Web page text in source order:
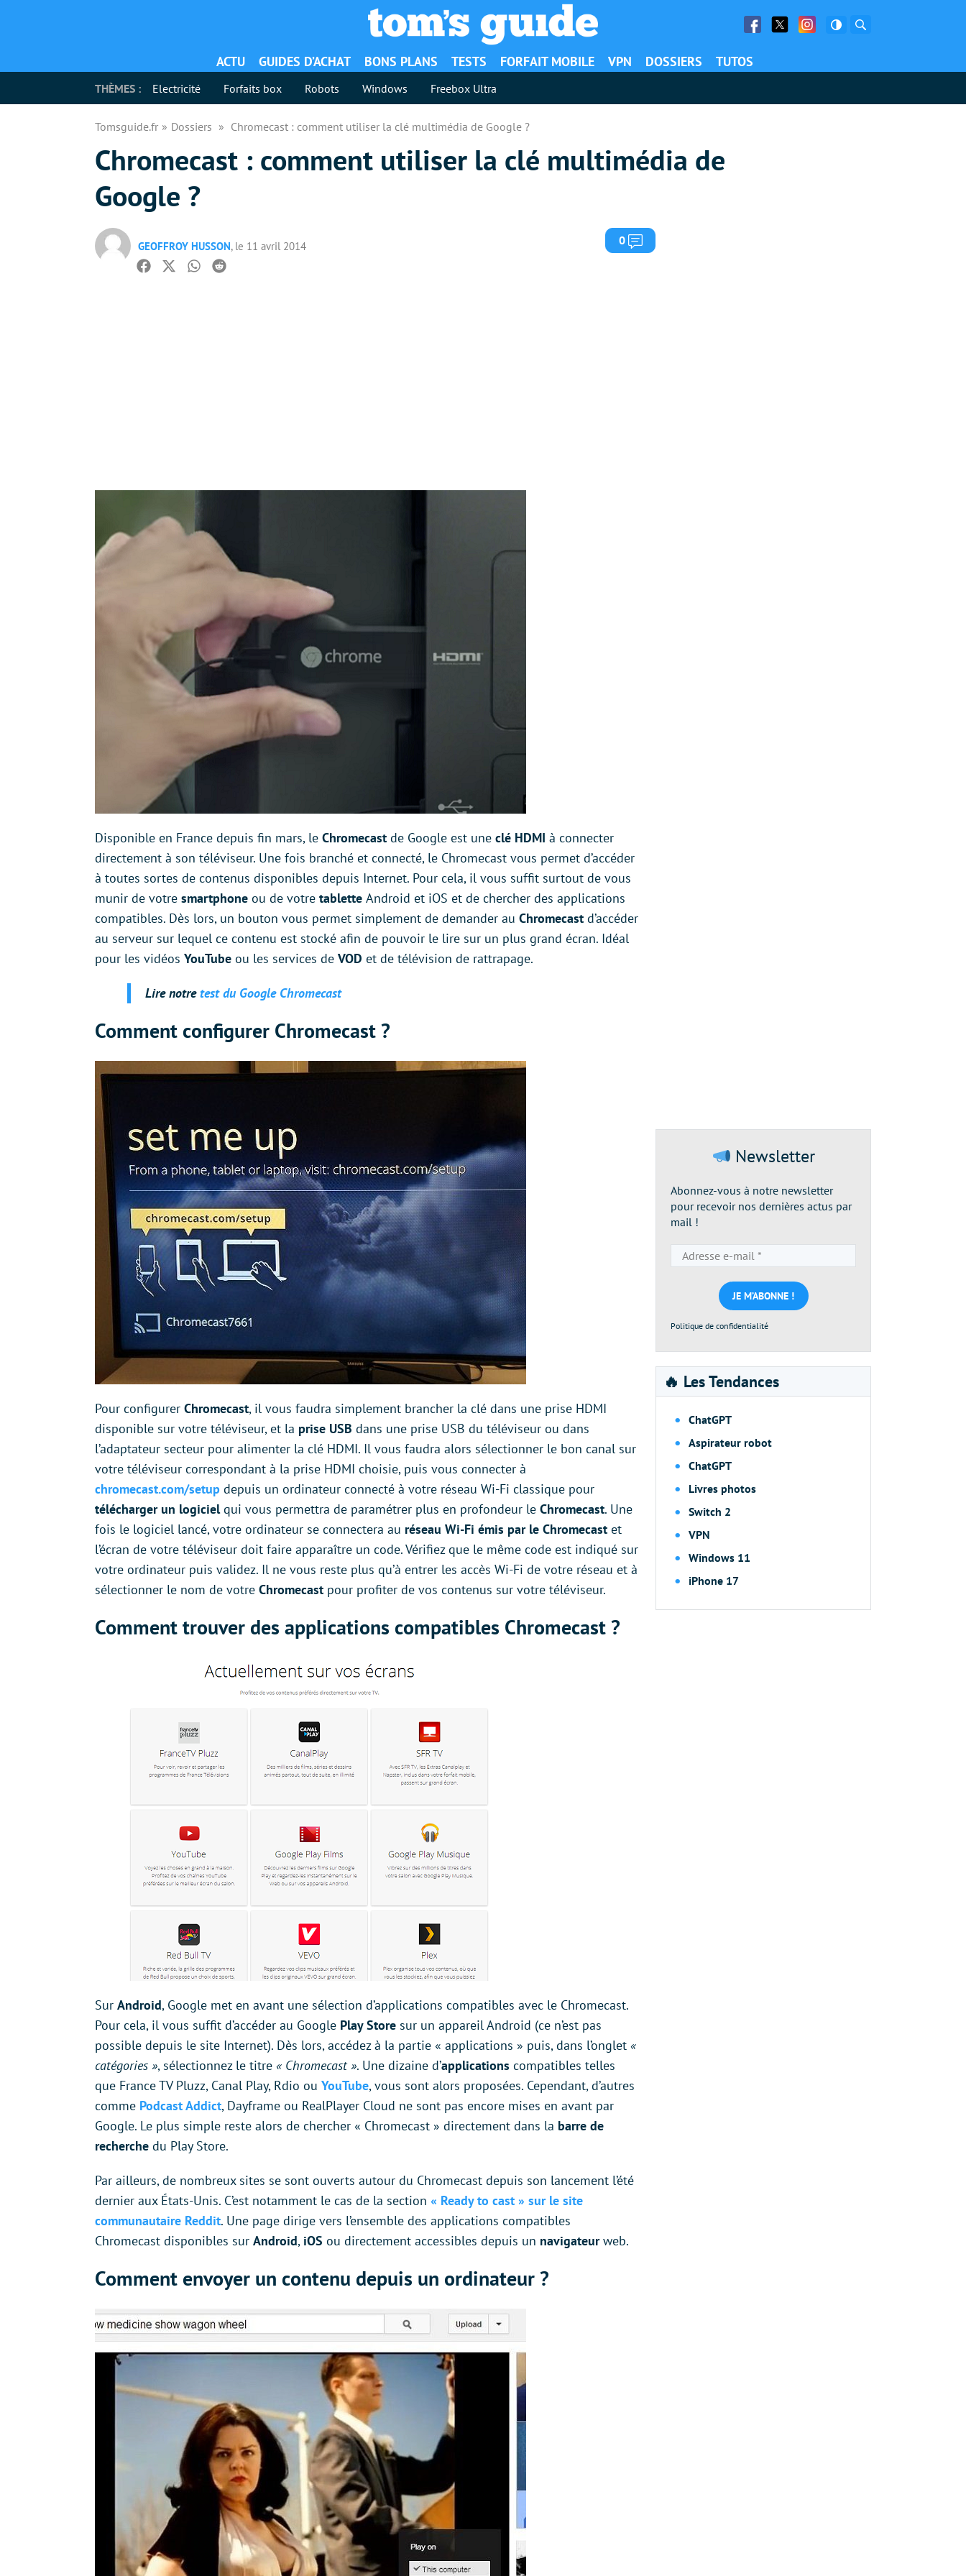
Facebook
Twitter Facebook
ACTU GUIDES D’ACHAT BONS PLANS TESTS FORFAIT MOBILE VPN DOSSIERS TUTOS
THÈMES : Electricité Forfaits box Robots Windows Freebox Ultra
Tomsguide.fr Dossiers Chromecast : comment utiliser la clé multimédia de Google ?
Chromecast : comment utiliser la clé multimédia de
Google ?
GEOFFROY HUSSON, le 11 avril 2014 0 Commentaires
Facebook
TwitterWhatsapp
Reddit
Disponible en France depuis fin mars, le Chromecast de Google est une clé HDMI à connecter
directement à son téléviseur. Une fois branché et connecté, le Chromecast vous permet d’accéder
à toutes sortes de contenus disponibles depuis Internet. Pour cela, il vous suffit surtout de vous
munir de votre smartphone ou de votre tablette Android et iOS et de chercher des applications
compatibles. Dès lors, un bouton vous permet simplement de demander au Chromecast d’accéder
au serveur sur lequel ce contenu est stocké afin de pouvoir le lire sur un plus grand écran. Idéal
pour les vidéos YouTube ou les services de VOD et de télévision de rattrapage.
Lire notretest du Google Chromecast
Comment configurer Chromecast ?
Pour configurer Chromecast, il vous faudra simplement brancher la clé dans une prise HDMI
disponible sur votre téléviseur, et la prise USB dans une prise USB du téléviseur ou dans
l’adaptateur secteur pour alimenter la clé HDMI. Il vous faudra alors sélectionner le bon canal sur
votre téléviseur correspondant à la prise HDMI choisie, puis vous connecter à
chromecast.com/setup depuis un ordinateur connecté à votre réseau Wi-Fi classique pour
télécharger un logicielqui vous permettra de paramétrer plus en profondeur le Chromecast. Une
fois le logiciel lancé, votre ordinateur se connectera au réseau Wi-Fi émis par le Chromecast et
l’écran de votre téléviseur doit faire apparaître un code. Vérifiez que le même code est indiqué sur
votre ordinateur puis validez. Il ne vous reste plus qu’à entrer les accès Wi-Fi de votre réseau et à
sélectionner le nom de votre Chromecast pour profiter de vos contenus sur votre téléviseur.
Comment trouver des applications compatibles Chromecast ?
Sur Android, Google met en avant une sélection d’applications compatibles avec le Chromecast.
Pour cela, il vous suffit d’accéder au Google Play Store sur un appareil Android (ce n’est pas
possible depuis le site Internet). Dès lors, accédez à la partie « applications » puis, dans l’onglet «
catégories », sélectionnez le titre « Chromecast ». Une dizaine d’applications compatibles telles
que France TV Pluzz, Canal Play, Rdio ou YouTube, vous sont alors proposées. Cependant, d’autres
comme Podcast Addict, Dayframe ou RealPlayer Cloud ne sont pas encore mises en avant par
Google. Le plus simple reste alors de chercher « Chromecast » directement dans la barre de
recherche du Play Store.
Par ailleurs, de nombreux sites se sont ouverts autour du Chromecast depuis son lancement l’été
dernier aux États-Unis. C’est notamment le cas de la section « Ready to cast » sur le site
communautaire Reddit. Une page dirige vers l’ensemble des applications compatibles
Chromecast disponibles sur Android, iOS ou directement accessibles depuis un navigateurweb.
Comment envoyer un contenu depuis un ordinateur ?
Newsletter
Abonnez-vous à notre newsletter
pour recevoir nos dernières actus par
mail !
e-
mail
*
Politique de confidentialité
🔥 Les Tendances
ChatGPT
Aspirateur robot
ChatGPT
Livres photos
Switch 2
VPN
Windows 11
iPhone 17